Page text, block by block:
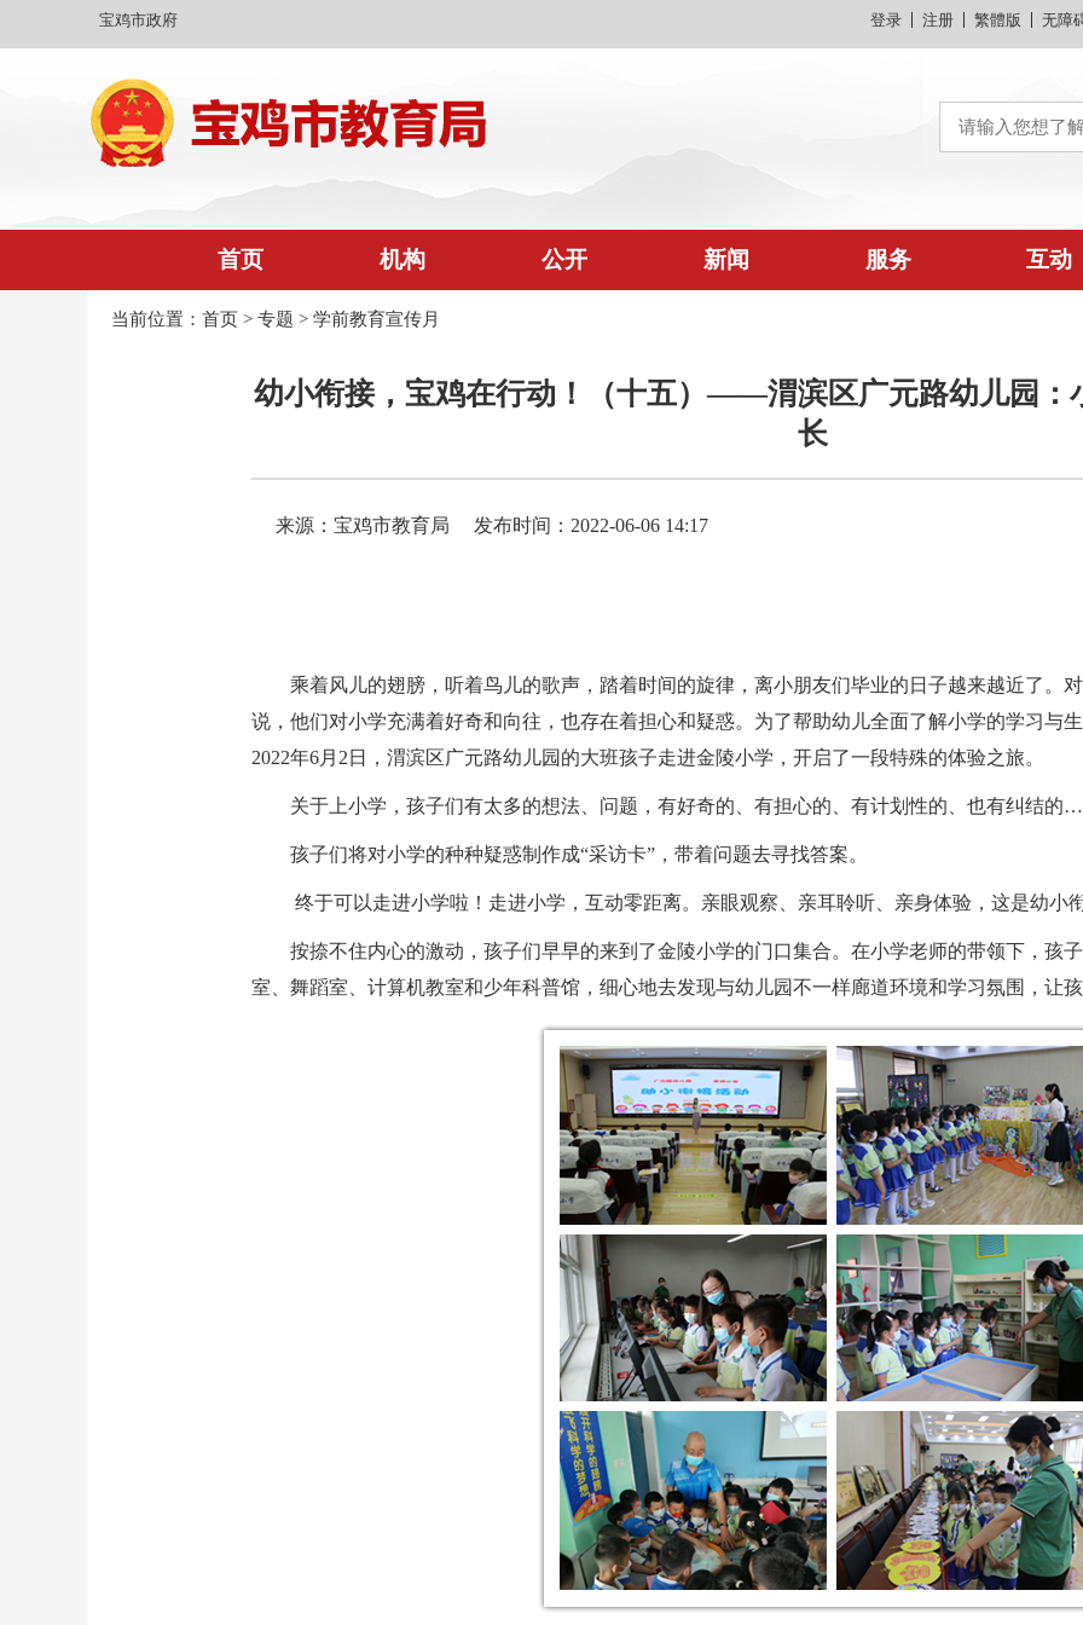
宝鸡市政府 登录 注册 繁體版 无障
首页 机构 公开 新闻 服务 互动
当前位置： 首页 > 专题 > 学前教育宣传月
幼小衔接，宝鸡在行动！（十五）——渭滨区广元路幼儿园：
长
来源：宝鸡市教育局 发布时间：2022-06-06 14:17
乘着风儿的翅膀，听着鸟儿的歌声，踏着时间的旋律，离小朋友们毕业的日子越来越近了。
说，他们对小学充满着好奇和向往，也存在着担心和疑惑。为了帮助幼儿全面了解小学的学习与
2022年6月2日，渭滨区广元路幼儿园的大班孩子走进金陵小学，开启了一段特殊的体验之旅。
关于上小学，孩子们有太多的想法、问题，有好奇的、有担心的、有计划性的、也有纠结
孩子们将对小学的种种疑惑制作成“采访卡”，带着问题去寻找答案。
终于可以走进小学啦！走进小学，互动零距离。亲眼观察、亲耳聆听、亲身体验，这是幼小
按捺不住内心的激动，孩子们早早的来到了金陵小学的门口集合。在小学老师的带领下，孩
室、舞蹈室、计算机教室和少年科普馆，细心地去发现与幼儿园不一样廊道环境和学习氛围，让